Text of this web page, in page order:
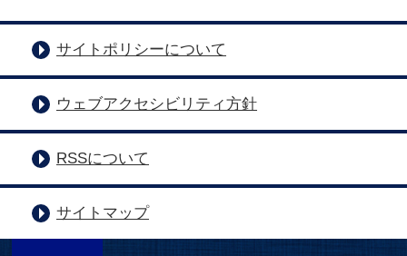
サイトポリシーについて
ウェブアクセシビリティ方針
RSSについて
サイトマップ